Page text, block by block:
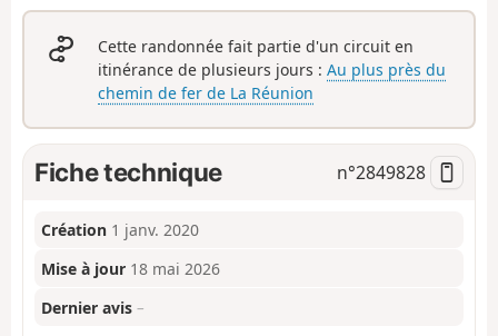
Cette randonnée fait partie d'un circuit en
itinérance de plusieurs jours :Au plus près du
chemin de fer de La Réunion
Fiche technique n°2849828
Création 1 janv. 2020
Mise à jour 18 mai 2026
Dernier avis –